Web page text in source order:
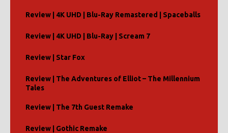
Review | 4K UHD | Blu-Ray Remastered | Spaceballs
Review | 4K UHD | Blu-Ray | Scream 7
Review | Star Fox
Review | The Adventures of Elliot – The Millennium
Tales
Review | The 7th Guest Remake
Review | Gothic Remake